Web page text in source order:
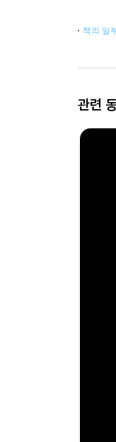
책의 일
관련